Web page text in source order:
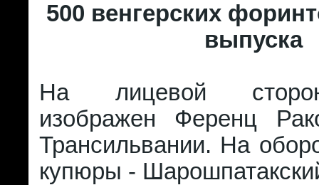
500 венгерских
выпуска
На лицевой
изображен Ференц
Трансильвании. На
купюры -